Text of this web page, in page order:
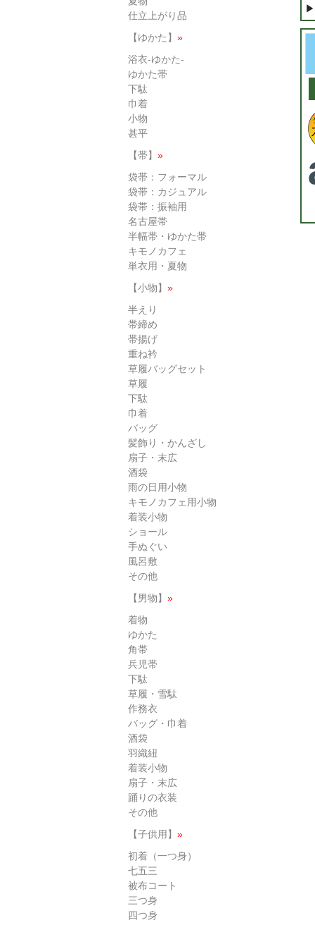
▶
仕立上がり品
【ゆかた】 »
浴衣-ゆかた-
ゆかた帯
下駄
巾着
小物
甚平
【帯】 »
袋帯：フォーマル
袋帯：カジュアル
袋帯：振袖用
名古屋帯
半幅帯・ゆかた帯
キモノカフェ
単衣用・夏物
【小物】 »
半えり
帯締め
帯揚げ
重ね衿
草履バッグセット
草履
下駄
巾着
バッグ
髪飾り・かんざし
扇子・末広
酒袋
雨の日用小物
キモノカフェ用小物
着装小物
ショール
手ぬぐい
風呂敷
その他
【男物】 »
着物
ゆかた
角帯
兵児帯
下駄
草履・雪駄
作務衣
バッグ・巾着
酒袋
羽織紐
着装小物
扇子・末広
踊りの衣装
その他
【子供用】 »
初着（一つ身）
七五三
被布コート
三つ身
四つ身